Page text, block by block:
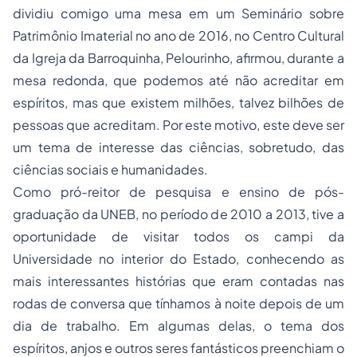
dividiu comigo uma mesa em um Seminário sobre
Patrimônio Imaterial no ano de 2016, no Centro Cultural
da Igreja da Barroquinha, Pelourinho, afirmou, durante a
mesa redonda, que podemos até não acreditar em
espíritos, mas que existem milhões, talvez bilhões de
pessoas que acreditam. Por este motivo, este deve ser
um tema de interesse das ciências, sobretudo, das
ciências sociais e humanidades.
Como pró-reitor de pesquisa e ensino de pós-
graduação da UNEB, no período de 2010 a 2013, tive a
oportunidade de visitar todos os campi da
Universidade no interior do Estado, conhecendo as
mais interessantes histórias que eram contadas nas
rodas de conversa que tínhamos à noite depois de um
dia de trabalho. Em algumas delas, o tema dos
espíritos, anjos e outros seres fantásticos preenchiam o